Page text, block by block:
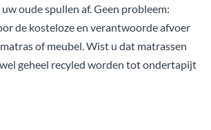
oude spullen af. Geen probleem:
de kosteloze en verantwoorde afvoer
of meubel. Wist u dat matrassen
geheel recyled worden tot ondertapijt